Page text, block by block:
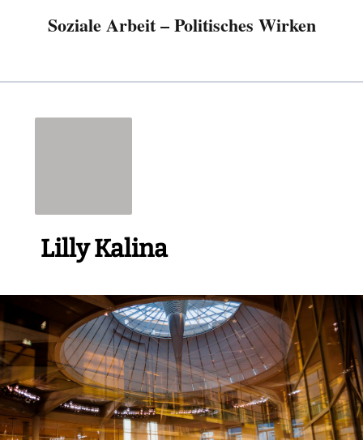
Soziale Arbeit – Politisches Wirken
Lilly Kalina